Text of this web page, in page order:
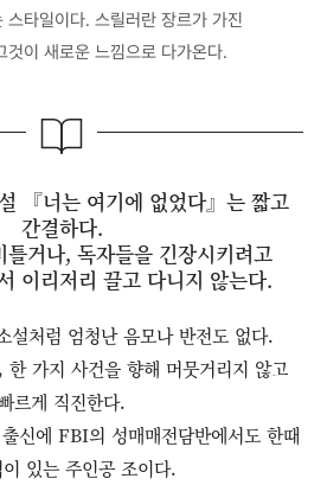
타일이다. 스릴러란 장르가 가진
것이 새로운 느낌으로 다가온다.
『너는 여기에 없었다』는 짧고
간결하다.
틀거나, 독자들을 긴장시키려고
이리저리 끌고 다니지 않는다.
설처럼 엄청난 음모나 반전도 없다.
한 가지 사건을 향해 머뭇거리지 않고
르게 직진한다.
신에 FBI의 성매매전담반에서도 한때
있는 주인공 조이다.